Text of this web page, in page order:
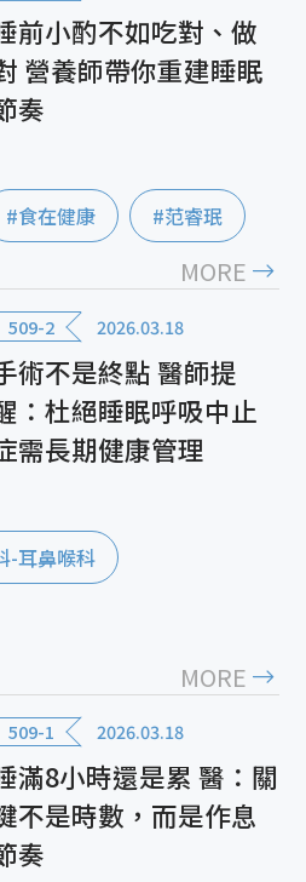
前小酌不如吃對、做
營養師帶你重建睡眠
奏
#食在健康 #范睿珉
MORE
509-2 2026.03.18
術不是終點 醫師提
：杜絕睡眠呼吸中止
需長期健康管理
-耳鼻喉科
MORE
509-1 2026.03.18
滿8小時還是累 醫：關
不是時數，而是作息
奏